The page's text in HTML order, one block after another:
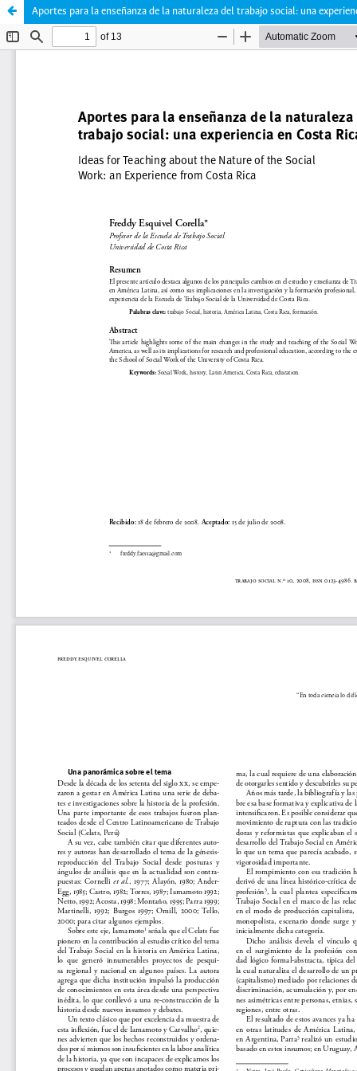
Aportes para la enseñanza de la naturaleza del trabajo social: una